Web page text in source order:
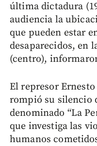
última dictadura
audiencia la
que pueden estar
desaparecidos, en
(centro),
El represor
rompió su silencio
denominado “La
que investiga las
humanos